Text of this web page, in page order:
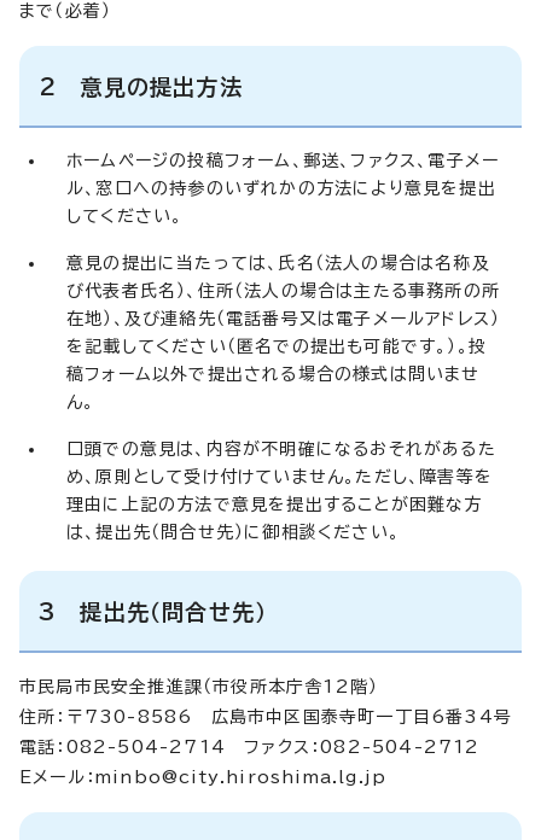
まで（必着）
2 意見の提出方法
ホームページの投稿フォーム、郵送、ファクス、電子メー
ル、窓口への持参のいずれかの方法により意見を提出
してください。
意見の提出に当たっては、氏名（法人の場合は名称及
び代表者氏名）、住所（法人の場合は主たる事務所の所
在地）、及び連絡先（電話番号又は電子メールアドレス）
を記載してください（匿名での提出も可能です。）。投
稿フォーム以外で提出される場合の様式は問いませ
ん。
口頭での意見は、内容が不明確になるおそれがあるた
め、原則として受け付けていません。ただし、障害等を
理由に上記の方法で意見を提出することが困難な方
は、提出先（問合せ先）に御相談ください。
3 提出先（問合せ先）
市民局市民安全推進課（市役所本庁舎12階）
住所：〒730-8586 広島市中区国泰寺町一丁目6番34号
電話：082-504-2714 ファクス：082-504-2712
Eメール： minbo@city.hiroshima.lg.jp